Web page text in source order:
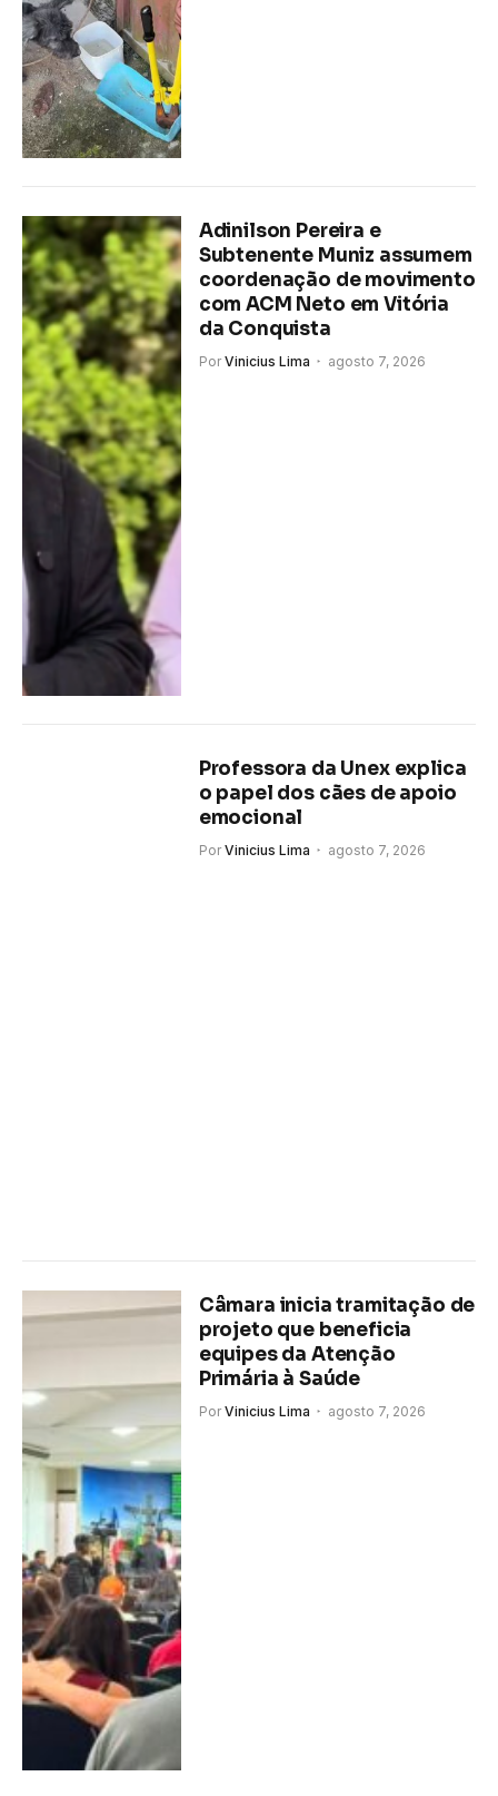
Adinilson Pereira e
Subtenente Muniz assumem
coordenação de movimento
com ACM Neto em Vitória
da Conquista
Por Vinicius Lima agosto 7, 2026
Professora da Unex explica
o papel dos cães de apoio
emocional
Por Vinicius Lima agosto 7, 2026
Câmara inicia tramitação de
projeto que beneficia
equipes da Atenção
Primária à Saúde
Por Vinicius Lima agosto 7, 2026